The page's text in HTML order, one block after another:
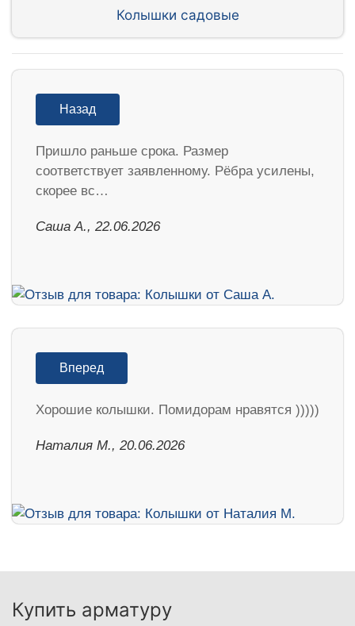
Колышки садовые
Назад
Пришло раньше срока. Размер
соответствует заявленному. Рёбра усилены,
скорее вс…
Саша А., 22.06.2026
Вперед
Хорошие колышки. Помидорам нравятся )))))
Наталия М., 20.06.2026
Купить арматуру